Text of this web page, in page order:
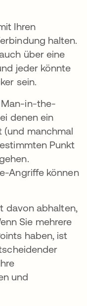
Ihren
halten.
über eine
jeder könnte
sein.
Man-in-the-
denen ein
(und manchmal
Punkt
Angriffe können
davon abhalten,
Sie mehrere
haben, ist
und